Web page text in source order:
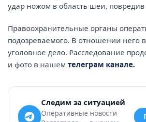
удар ножом в область шеи,
Правоохранительные органы
подозреваемого. В отношении него
уголовное дело. Расследование
и фото в нашем телеграм канале.
Следим за ситуацией
Оперативные новости